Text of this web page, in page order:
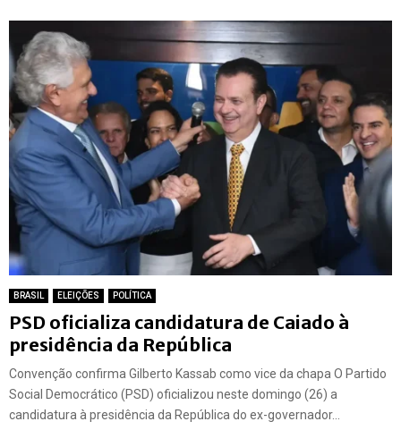
BRASIL ELEIÇÕES POLÍTICA
PSD oficializa candidatura de Caiado à
presidência da República
Convenção confirma Gilberto Kassab como vice da chapa O Partido
Social Democrático (PSD) oficializou neste domingo (26) a
candidatura à presidência da República do ex-governador...